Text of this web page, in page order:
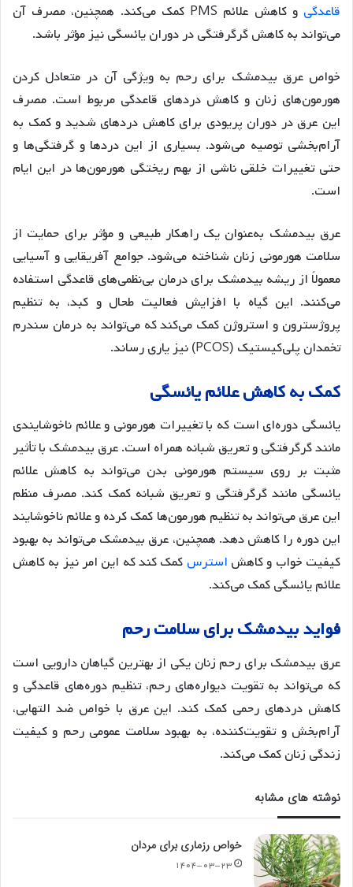
قاعدگی
و کاهش علائم PMS کمک می‌کند. همچنین، مصرف آن
می‌تواند به کاهش گرگرفتگی در دوران یائسگی نیز مؤثر باشد.
خواص عرق بیدمشک برای رحم به ویژگی آن در متعادل کردن
هورمون‌های زنان و کاهش دردهای قاعدگی مربوط است. مصرف
این عرق در دوران پریودی برای کاهش دردهای شدید و کمک به
آرام‌بخشی توصیه می‌شود. بسیاری از این دردها و گرفتگی‌ها و
حتی تغییرات خلقی ناشی از بهم ریختگی هورمون‌ها در این ایام
است.
عرق بیدمشک به‌عنوان یک راهکار طبیعی و مؤثر برای حمایت از
سلامت هورمونی زنان شناخته می‌شود. جوامع آفریقایی و آسیایی
معمولاً از ریشه بیدمشک برای درمان بی‌نظمی‌های قاعدگی استفاده
می‌کنند. این گیاه با افزایش فعالیت طحال و کبد، به تنظیم
پروژسترون و استروژن کمک می‌کند که می‌تواند به درمان سندرم
تخمدان پلی‌کیستیک (PCOS) نیز یاری رساند
.
کمکبهکاهشعلائمیائسگی
یائسگی دوره‌ای است که با تغییرات هورمونی و علائم ناخوشایندی
مانند گرگرفتگی و تعریق شبانه همراه است. عرق بیدمشک با تأثیر
مثبت بر روی سیستم هورمونی بدن می‌تواند به کاهش علائم
یائسگی مانند گرگرفتگی و تعریق شبانه کمک کند. مصرف منظم
این عرق می‌تواند به تنظیم هورمون‌ها کمک کرده و علائم ناخوشایند
این دوره را کاهش دهد. همچنین، عرق بیدمشک می‌تواند به بهبود
کیفیت خواب و کاهش استرس کمک کند که این امر نیز به کاهش
علائم یائسگی کمک می‌کند.
فوایدبیدمشکبرایسلامترحم
عرق بیدمشک برای رحم زنان یکی از بهترین گیاهان دارویی است
که می‌تواند به تقویت دیواره‌های رحم، تنظیم دوره‌های قاعدگی و
کاهش دردهای رحمی کمک کند. این عرق با خواص ضد التهابی،
آرام‌بخش و تقویت‌کننده، به بهبود سلامت عمومی رحم و کیفیت
زندگی زنان کمک می‌کند.
نوشته های مشابه
خواص رزماری برای مردان
۱۴۰۴-۰۳-۲۳